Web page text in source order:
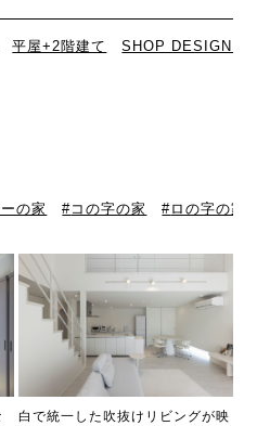
平屋+2階建て SHOP DESIGN（
の家 コの字の家 ロの字の家
白で統一した吹抜けリビングが映